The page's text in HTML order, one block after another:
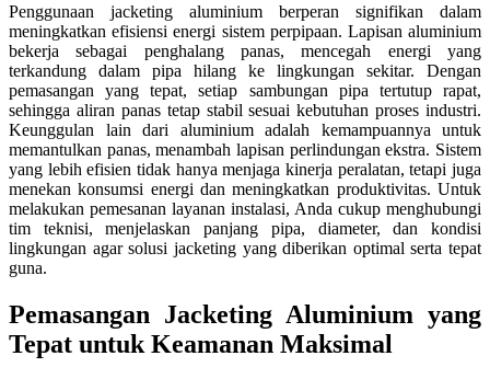
Penggunaan jacketing aluminium berperan signifikan dalam
meningkatkan efisiensi energi sistem perpipaan. Lapisan aluminium
bekerja sebagai penghalang panas, mencegah energi yang
terkandung dalam pipa hilang ke lingkungan sekitar. Dengan
pemasangan yang tepat, setiap sambungan pipa tertutup rapat,
sehingga aliran panas tetap stabil sesuai kebutuhan proses industri.
Keunggulan lain dari aluminium adalah kemampuannya untuk
memantulkan panas, menambah lapisan perlindungan ekstra. Sistem
yang lebih efisien tidak hanya menjaga kinerja peralatan, tetapi juga
menekan konsumsi energi dan meningkatkan produktivitas. Untuk
melakukan pemesanan layanan instalasi, Anda cukup menghubungi
tim teknisi, menjelaskan panjang pipa, diameter, dan kondisi
lingkungan agar solusi jacketing yang diberikan optimal serta tepat
guna.
Pemasangan Jacketing Aluminium yang
Tepat untuk Keamanan Maksimal